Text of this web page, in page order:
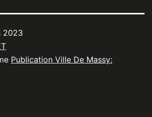
2023
Publication Ville De Massy: